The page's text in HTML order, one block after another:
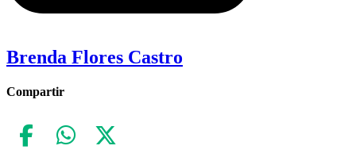
Brenda Flores Castro
Compartir